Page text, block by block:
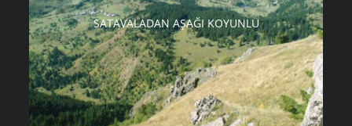
SATAVALADAN AŞAĞI KOYUNLU